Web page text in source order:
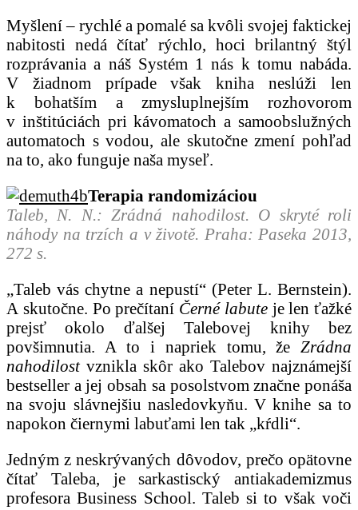
Myšlení – rychlé a pomalé sa kvôli svojej faktickej
nabitosti nedá čítať rýchlo, hoci brilantný štýl
rozprávania a náš Systém 1 nás k tomu nabáda.
V žiadnom prípade však kniha neslúži len
k bohatším a zmysluplnejším rozhovorom
v inštitúciách pri kávomatoch a samoobslužných
automatoch s vodou, ale skutočne zmení pohľad
na to, ako funguje naša myseľ.
Terapia randomizáciou
Taleb, N. N.: Zrádná nahodilost. O skryté roli
náhody na trzích a v životě. Praha: Paseka 2013,
272 s.
„Taleb vás chytne a nepustí“ (Peter L. Bernstein).
A skutočne. Po prečítaní Černé labuteje len ťažké
prejsť okolo ďalšej Talebovej knihy bez
povšimnutia. A to i napriek tomu, že Zrádna
nahodilostvznikla skôr ako Talebov najznámejší
bestseller a jej obsah sa posolstvom značne ponáša
na svoju slávnejšiu nasledovkyňu. V knihe sa to
napokon čiernymi labuťami len tak „kŕdli“.
Jedným z neskrývaných dôvodov, prečo opätovne
čítať Taleba, je sarkastiscký antiakademizmus
profesora Business School. Taleb si to však voči